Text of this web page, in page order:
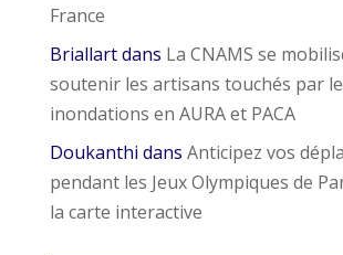
France
Briallartdans La CNAMS se
soutenir les artisans touchés par
inondations en AURA et PACA
Doukanthi dans Anticipez vos
pendant les Jeux Olympiques de
la carte interactive